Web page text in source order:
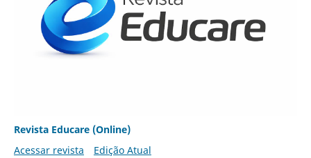
Revista Educare (Online)
Acessar revista
Edição Atual